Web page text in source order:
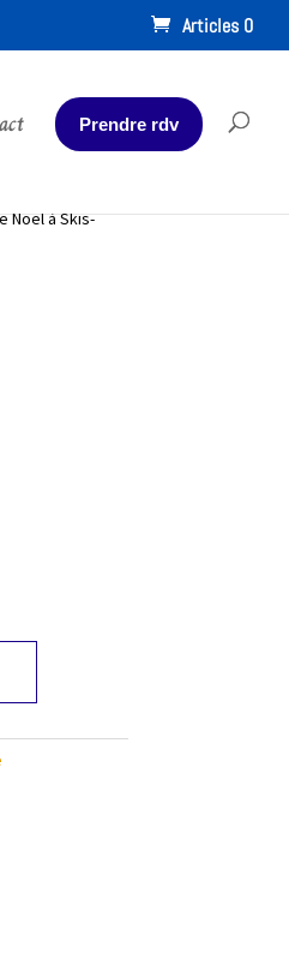
Articles 0
Prendre rdv
Noël à Skis-